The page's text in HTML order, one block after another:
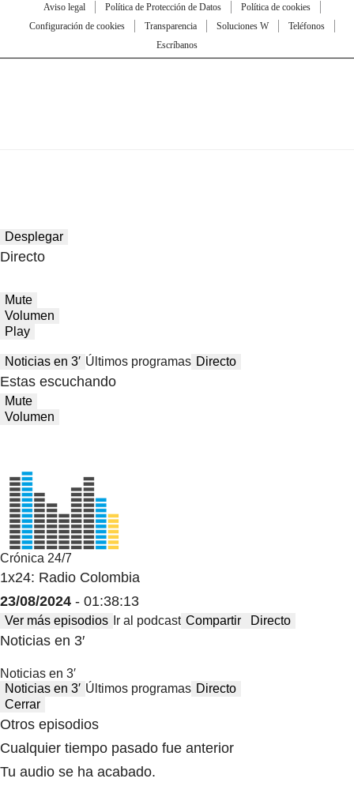
Aviso legal Política de Protección de Datos
Política de cookies
Configuración de cookies
Transparencia Soluciones W
Teléfonos
Escríbanos
Desplegar
Directo
Mute
Volumen
Play
Noticias en 3′ Últimos programas Directo
Estas escuchando
Mute
Volumen
Crónica 24/7
1x24: Radio Colombia
23/08/2024 - 01:38:13
Ver más episodios Ir al podcast Compartir Directo
Noticias en 3′
Noticias en 3′
Noticias en 3′ Últimos programas Directo
Cerrar
Otros episodios
Cualquier tiempo pasado fue anterior
Tu audio se ha acabado.